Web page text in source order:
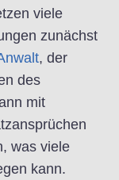
viele
zunächst
, der
des
mit
was viele
kann.